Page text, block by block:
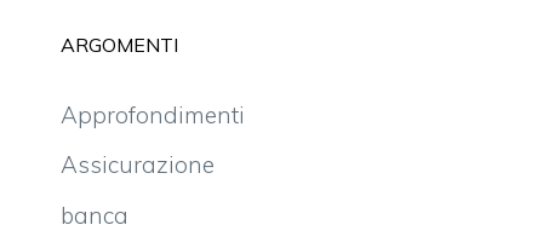
ARGOMENTI
Approfondimenti
Assicurazione
banca